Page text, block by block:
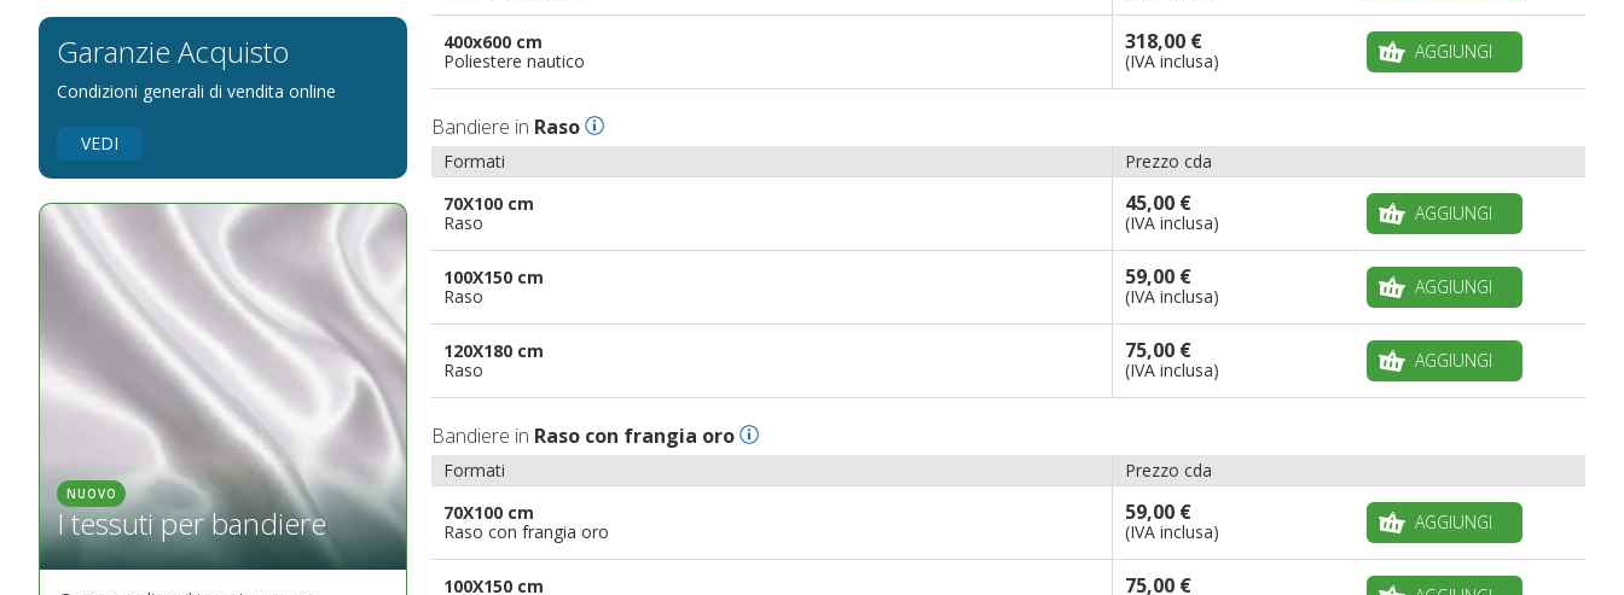
pennoni per bandiere
Garanzie Acquisto
Condizioni generali di vendita online
VEDI
NUOVO
I tessuti per bandiere
400x600 cm
Poliestere nautico
318,00 €
(IVA inclusa) AGGIUNGI
Bandiere in Raso
Formati
Prezzo cda
70X100 cm
Raso
45,00 €
(IVA inclusa) AGGIUNGI
100X150 cm
Raso
59,00 €
(IVA inclusa) AGGIUNGI
120X180 cm
Raso
75,00 €
(IVA inclusa) AGGIUNGI
Bandiere in Raso con frangia oro
Formati
Prezzo cda
70X100 cm
Raso con frangia oro
59,00 €
(IVA inclusa) AGGIUNGI
100X150 cm
75,00 €